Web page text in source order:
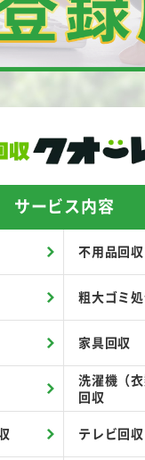
サービス内容
不用品回収
粗大ゴミ
家具回収
洗濯機（衣
回収
テレビ回収